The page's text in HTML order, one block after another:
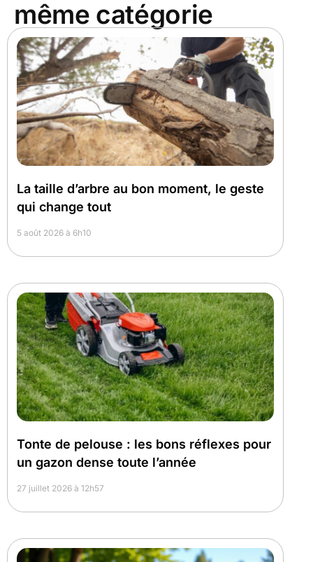
même catégorie
La taille d’arbre au bon moment, le geste
qui change tout
5 août 2026 à 6h10
Tonte de pelouse : les bons réflexes pour
un gazon dense toute l’année
27 juillet 2026 à 12h57